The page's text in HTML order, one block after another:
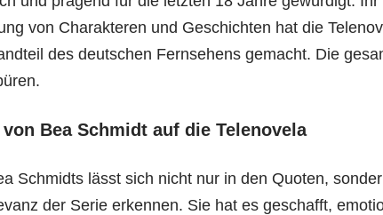
von Charakteren und Geschichten hat die
des deutschen Fernsehens gemacht. Die
Bea Schmidt auf die Telenovela
Schmidts lässt sich nicht nur in den Quoten,
der Serie erkennen. Sie hat es geschafft,